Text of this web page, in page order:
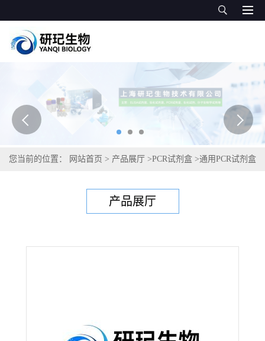
您当前的位置： 网站首页 > 产品展厅 >PCR试剂盒 >通用PCR试剂盒
产品展厅